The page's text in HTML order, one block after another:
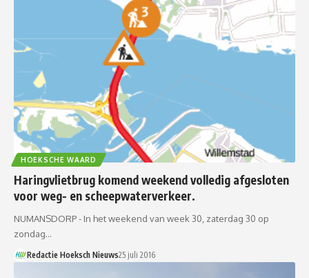
HOEKSCHE WAARD
Haringvlietbrug komend weekend volledig afgesloten
voor weg- en scheepwaterverkeer.
NUMANSDORP - In het weekend van week 30, zaterdag 30 op
zondag…
Redactie Hoeksch Nieuws25 juli 2016